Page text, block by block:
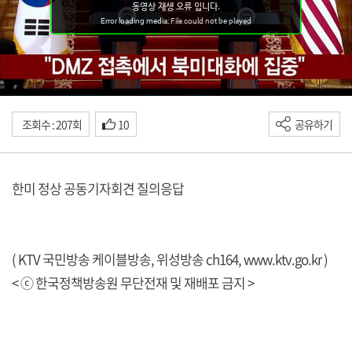
조회수 : 207회 10 공유하기
한미 정상 공동기자회견 질의응답
( KTV 국민방송 케이블방송, 위성방송 ch164,www.ktv.go.kr)
< ⓒ 한국정책방송원 무단전재 및 재배포 금지 >